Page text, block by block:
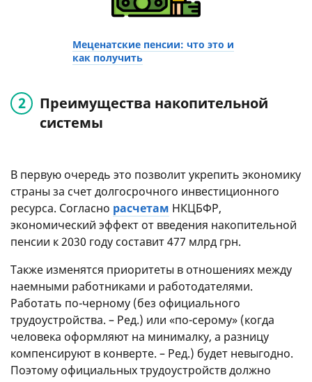
Меценатские пенсии: что это и
как получить
Преимущества накопительной
системы
В первую очередь это позволит укрепить экономику
страны за счет долгосрочного инвестиционного
ресурса. Согласно расчетам НКЦБФР,
экономический эффект от введения накопительной
пенсии к 2030 году составит 477 млрд грн.
Также изменятся приоритеты в отношениях между
наемными работниками и работодателями.
Работать по-черному (без официального
трудоустройства. – Ред.) или «по-серому» (когда
человека оформляют на минималку, а разницу
компенсируют в конверте. – Ред.) будет невыгодно.
Поэтому официальных трудоустройств должно